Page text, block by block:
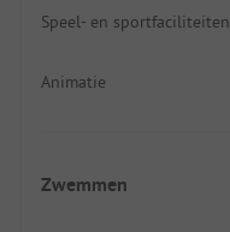
Speel- en sportfaciliteiten
Animatie
Zwemmen